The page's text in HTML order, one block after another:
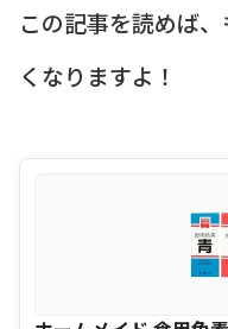
この記事を読めば
くなりますよ！